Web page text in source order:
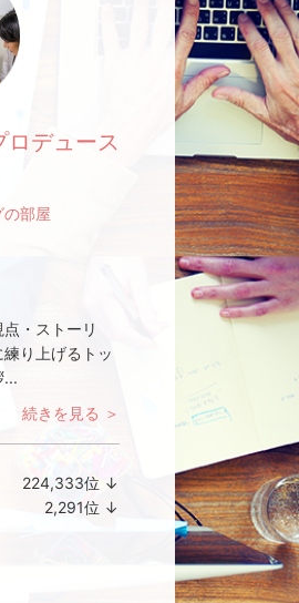
ロデュース
の部屋
・ストーリ
り上げるトッ
...
続きを見る ＞
224,333位 ↓
2,291位 ↓